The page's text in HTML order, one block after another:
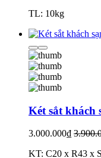
TL: 10kg
Két sắt khách
3.000.000₫
KT: C20 x R43 x